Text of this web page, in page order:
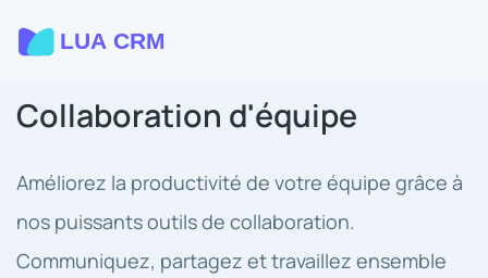
Collaboration d'équipe
Améliorez la productivité de votre équipe grâce à
nos puissants outils de collaboration.
Communiquez, partagez et travaillez ensemble